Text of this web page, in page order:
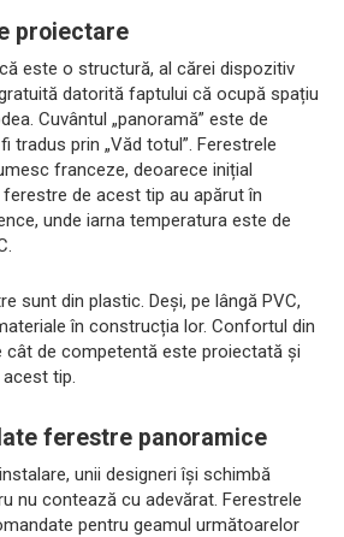
proiectare
este o structură, al cărei dispozitiv
datorită faptului că ocupă spațiu
Cuvântul „panoramă” este de
tradus prin „Văd totul”. Ferestrele
franceze, deoarece inițial
de acest tip au apărut în
unde iarna temperatura este de
sunt din plastic. Deși, pe lângă PVC,
în construcția lor. Confortul din
cât de competentă este proiectată și
tip.
ferestre panoramice
unii designeri își schimbă
nu contează cu adevărat. Ferestrele
pentru geamul următoarelor